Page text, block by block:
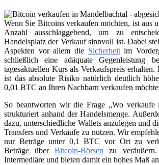
Wenn Sie Bitcoins verkaufen möchten, ist aus
Anzahl ausschlaggebend, um zu
Handelsplatz der Verkauf sinnvoll ist. Dabei
Aspekten vor allem die Sicherheitim
schließlich eine adäquate Gegenleistung
tagesaktuellen Kurs als Verkaufspreis erhalten.
ist das absolute Risiko natürlich deutlich
0,01 BTC an Ihren Nachbarn verkaufen
So beantworten wir die Frage „Wo verkaufe
strukturiert anhand der Handelsmenge.
dazu, unterschiedliche Wallets anzulegen und
Transfers und Verkäufe zu nutzen. Wir
nur Beträge unter 0,1 BTC vor Ort zu
Beträge überBitcoin-Börsen zu
Intermediäre und bieten damit ein hohes Maß an